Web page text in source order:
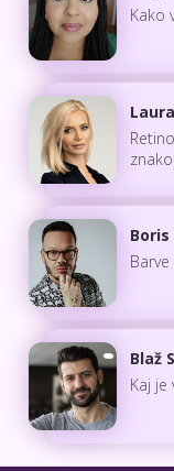
Kako
Blaž
Kaj